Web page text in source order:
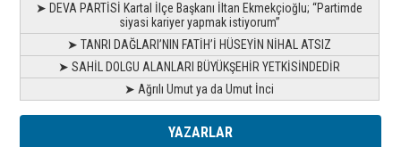
➤ DEVA PARTİSİ Kartal İlçe Başkanı İltan Ekmekçioğlu; “Partimde
siyasi kariyer yapmak istiyorum”
➤ TANRI DAĞLARI’NIN FATİH’İ HÜSEYİN NİHAL ATSIZ
➤ SAHİL DOLGU ALANLARI BÜYÜKŞEHİR YETKİSİNDEDİR
➤ Ağrılı Umut ya da Umut İnci
YAZARLAR